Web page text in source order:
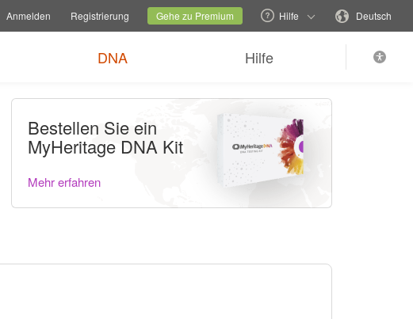
Aktuelle FamilienseiteSprache wechseln
Anmelden Registrierung Gehe zu Premium Hilfe Deutsch
DNA Hilfe
Bestellen Sie ein
MyHeritage DNA Kit
Mehr erfahren